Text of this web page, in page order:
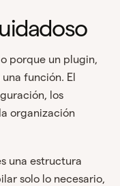
porque un plugin,
función. El
los
organización
una estructura
solo lo necesario,